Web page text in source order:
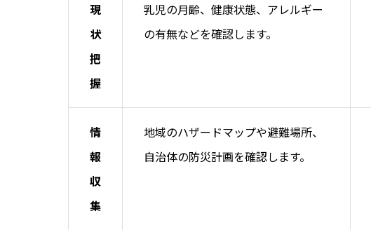
現
状
把
握
乳児の月齢、健康状態、アレルギー
の有無などを確認します。
情
報
収
集
地域のハザードマップや避難場所、
自治体の防災計画を確認します。